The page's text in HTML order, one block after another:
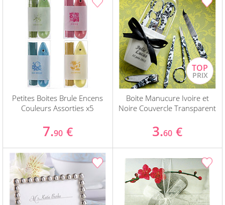
Petites Boites Brule Encens
Couleurs Assorties x5
7.90 €
Boite Manucure Ivoire et
Noire Couvercle Transparent
3.60 €